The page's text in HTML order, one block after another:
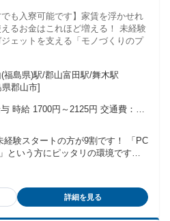
でも入寮可能です】家賃を浮かせれ
るお金はこれほど増える！ 未経験
ェットを支える「モノづくりのプ
福島県)駅/郡山富田駅/舞木駅
郡山市]
時給 1700円～2125円 交通費：交
経験スタートの方が9割です！ 「PC
という方にピッタリの環境です。
シンプルな志望動機でOKです！
川市、本宮市から通勤する若手も
詳細を見る